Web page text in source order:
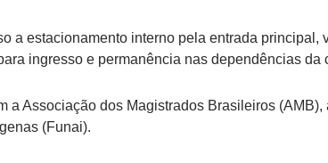
a estacionamento interno pela entrada
ingresso e permanência nas dependências da
Associação dos Magistrados Brasileiros
(Funai).